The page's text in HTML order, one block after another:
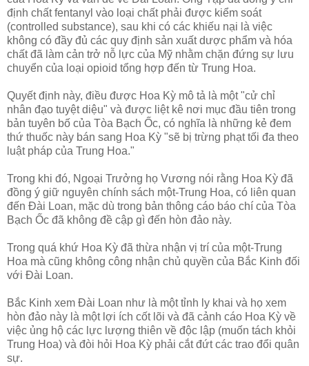
định chất fentanyl vào loại chất phải được kiểm soát
(controlled substance), sau khi có các khiếu nại là việc
không có đầy đủ các quy định sản xuất dược phẩm và hóa
chất đã làm cản trở nỗ lực của Mỹ nhằm chặn đứng sự lưu
chuyển của loại opioid tổng hợp đến từ Trung Hoa.
Quyết định này, điều được Hoa Kỳ mô tả là một "cử chỉ
nhân đạo tuyệt diệu" và được liệt kê nơi mục đầu tiên trong
bản tuyên bố của Tòa Bạch Ốc, có nghĩa là những kẻ đem
thứ thuốc này bán sang Hoa Kỳ "sẽ bị trừng phạt tối đa theo
luật pháp của Trung Hoa."
Trong khi đó, Ngoại Trưởng họ Vương nói rằng Hoa Kỳ đã
đồng ý giữ nguyên chính sách một-Trung Hoa, có liên quan
đến Đài Loan, mặc dù trong bản thông cáo báo chí của Tòa
Bạch Ốc đã không đề cập gì đến hòn đảo này.
Trong quá khứ Hoa Kỳ đã thừa nhận vị trí của một-Trung
Hoa mà cũng không công nhận chủ quyền của Bắc Kinh đối
với Đài Loan.
Bắc Kinh xem Đài Loan như là một tỉnh ly khai và họ xem
hòn đảo này là một lợi ích cốt lõi và đã cảnh cáo Hoa Kỳ về
việc ủng hộ các lực lượng thiên về độc lập (muốn tách khỏi
Trung Hoa) và đòi hỏi Hoa Kỳ phải cắt đứt các trao đổi quân
sự.